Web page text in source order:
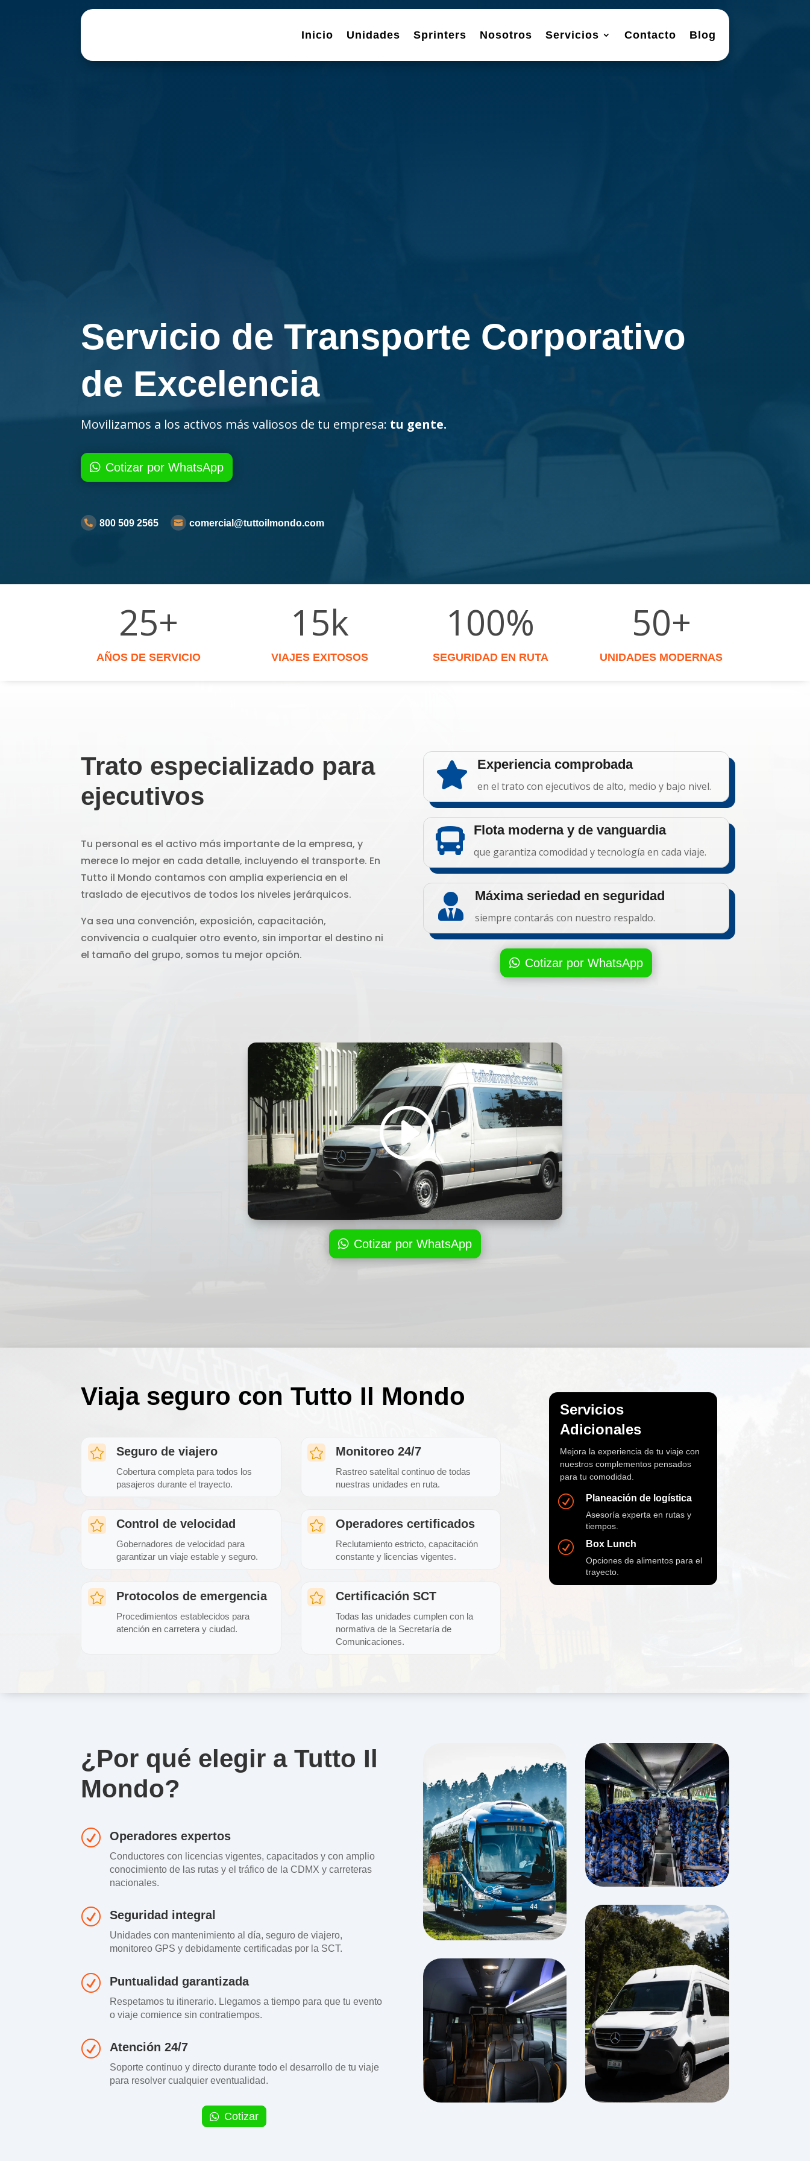
Inicio Unidades Sprinters Nosotros Servicios Contacto Blog
Servicio de Transporte Corporativo
de Excelencia
Movilizamos a los activos más valiosos de tu empresa: tu gente.
Cotizar por WhatsApp
 800 509 2565  comercial@tuttoilmondo.com
25+
AÑOS DE SERVICIO
15k
VIAJES EXITOSOS
100%
SEGURIDAD EN RUTA
50+
UNIDADES MODERNAS
Trato especializado para
ejecutivos
Tu personal es el activo más importante de la empresa, y
merece lo mejor en cada detalle, incluyendo el transporte. En
Tutto il Mondo contamos con amplia experiencia en el
traslado de ejecutivos de todos los niveles jerárquicos.
Ya sea una convención, exposición, capacitación,
convivencia o cualquier otro evento, sin importar el destino ni
el tamaño del grupo, somos tu mejor opción.
 Experiencia comprobada
en el trato con ejecutivos de alto, medio y bajo nivel.
 Flota moderna y de vanguardia
que garantiza comodidad y tecnología en cada viaje.
 Máxima seriedad en seguridad
siempre contarás con nuestro respaldo.
Cotizar por WhatsApp
Cotizar por WhatsApp
Viaja seguro con Tutto Il Mondo
 Seguro de viajero
Cobertura completa para todos los
pasajeros durante el trayecto.
 Monitoreo 24/7
Rastreo satelital continuo de todas
nuestras unidades en ruta.
 Control de velocidad
Gobernadores de velocidad para
garantizar un viaje estable y seguro.
 Operadores certificados
Reclutamiento estricto, capacitación
constante y licencias vigentes.
 Protocolos de emergencia
Procedimientos establecidos para
atención en carretera y ciudad.
 Certificación SCT
Todas las unidades cumplen con la
normativa de la Secretaría de
Comunicaciones.
Servicios
Adicionales
Mejora la experiencia de tu viaje con
nuestros complementos pensados
para tu comodidad.
R Planeación de logística
Asesoría experta en rutas y
tiempos.
R Box Lunch
Opciones de alimentos para el
trayecto.
¿Por qué elegir a Tutto Il
Mondo?
R Operadores expertos
Conductores con licencias vigentes, capacitados y con amplio
conocimiento de las rutas y el tráfico de la CDMX y carreteras
nacionales.
R Seguridad integral
Unidades con mantenimiento al día, seguro de viajero,
monitoreo GPS y debidamente certificadas por la SCT.
R Puntualidad garantizada
Respetamos tu itinerario. Llegamos a tiempo para que tu evento
o viaje comience sin contratiempos.
R Atención 24/7
Soporte continuo y directo durante todo el desarrollo de tu viaje
para resolver cualquier eventualidad.
Cotizar